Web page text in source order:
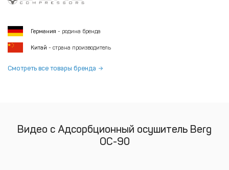
Германия - родина бренда
Китай - страна производитель
Смотреть все товары бренда
Видео с Адсорбционный осушитель Berg
ОС-90